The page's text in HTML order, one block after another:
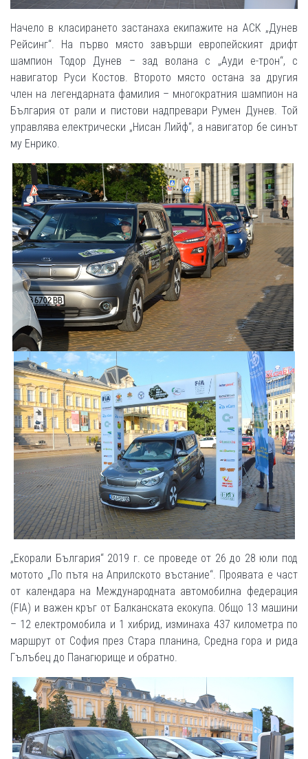
Начело в класирането застанаха екипажите на АСК „Дунев
Рейсинг“. На първо място завърши европейският дрифт
шампион Тодор Дунев – зад волана с „Ауди е-трон“, с
навигатор Руси Костов. Второто място остана за другия
член на легендарната фамилия – многократния шампион на
България от рали и пистови надпревари Румен Дунев. Той
управлява електрически „Нисан Лийф“, а навигатор бе синът
му Енрико.
„Екорали България“ 2019 г. се проведе от 26 до 28 юли под
мотото „По пътя на Априлското въстание“. Проявата е част
от календара на Международната автомобилна федерация
(FIA) и важен кръг от Балканската екокупа. Общо 13 машини
– 12 електромобила и 1 хибрид, изминаха 437 километра по
маршрут от София през Стара планина, Средна гора и рида
Гълъбец до Панагюрище и обратно.